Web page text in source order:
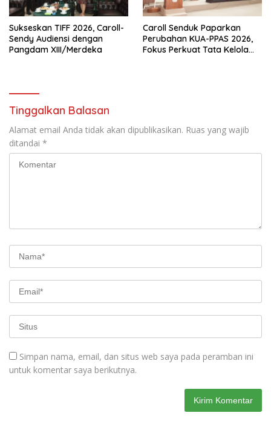
Sukseskan TIFF 2026, Caroll-
Sendy Audiensi dengan
Pangdam XIII/Merdeka
Caroll Senduk Paparkan
Perubahan KUA-PPAS 2026,
Fokus Perkuat Tata Kelola
Tinggalkan Balasan
Alamat email Anda tidak akan dipublikasikan. Ruas yang wajib
ditandai *
Simpan nama, email, dan situs web saya pada peramban ini
untuk komentar saya berikutnya.